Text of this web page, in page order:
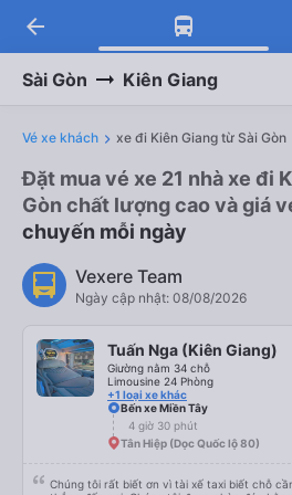
arrow_back
Sài Gòn Kiên Giang
Vé xe khách xe đi Kiên Giang từ Sài Gòn
Đặt mua vé xe 21 nhà xe đi
Gòn chất lượng cao và giá
chuyến mỗi ngày
Vexere Team
Ngày cập nhật: 08/08/2026
Tuấn Nga (Kiên Giang)
Giường nằm 34 chỗ
Limousine 24 Phòng
+1 loại xe khác
Bến xe Miền Tây
4 giờ 30 phút
Tân Hiệp (Dọc Quốc lộ 80)
Chúng tôi rất biết ơn vì tài xế taxi biết chỗ